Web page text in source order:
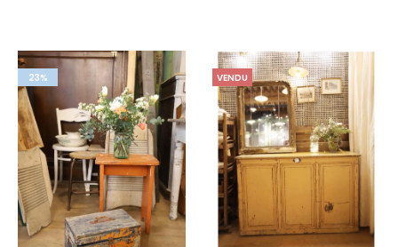
23% VENDU